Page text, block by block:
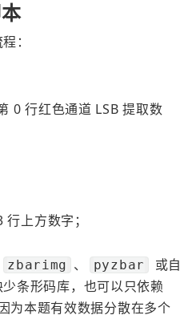
：
0 行红色通道 LSB 提取数
上方数字；
zbarimg 、 pyzbar
或自
条形码库，也可以只依赖
为本题有效数据分散在多个